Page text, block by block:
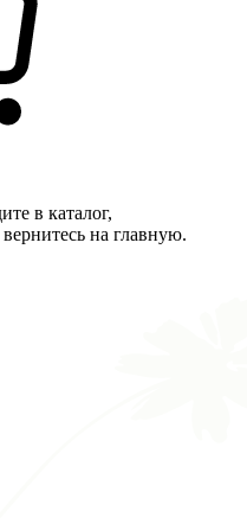
в каталог,
на главную.